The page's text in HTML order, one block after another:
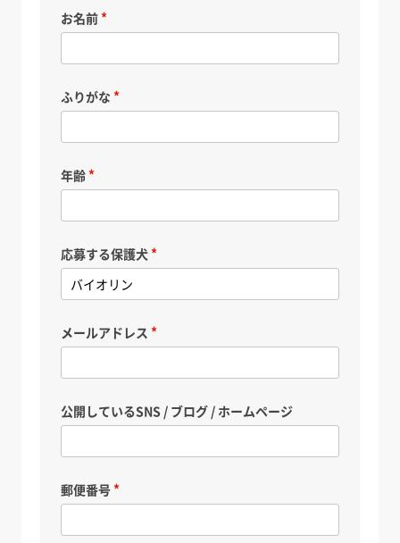
お名前
ふりがな
年齢
応募する保護犬
メールアドレス
公開しているSNS / ブログ / ホームページ
郵便番号